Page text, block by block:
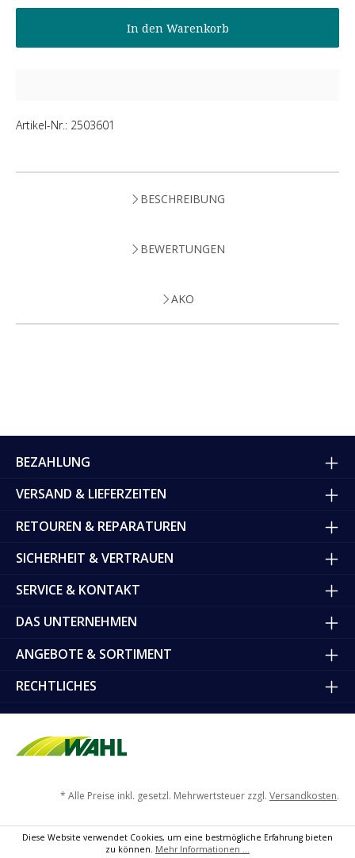
In den Warenkorb
Artikel-Nr.: 2503601
BESCHREIBUNG
BEWERTUNGEN
AKO
BEZAHLUNG
VERSAND & LIEFERZEITEN
RETOUREN & REPARATUREN
SICHERHEIT & VERTRAUEN
SERVICE & KONTAKT
DAS UNTERNEHMEN
ANGEBOTE & SORTIMENT
RECHTLICHES
* Alle Preise inkl. gesetzl. Mehrwertsteuer zzgl. Versandkosten.
Diese Website verwendet Cookies, um eine bestmögliche Erfahrung bieten
zu können. Mehr Informationen ...